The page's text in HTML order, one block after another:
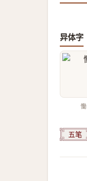
异体字
慟
五笔